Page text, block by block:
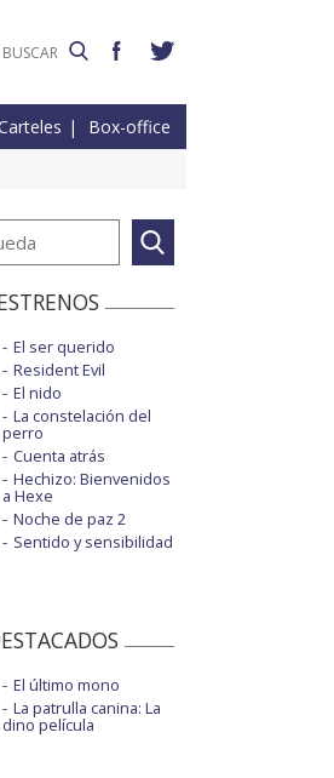
Box-office
El ser querido
Resident Evil
El nido
La constelación del
perro
Cuenta atrás
Hechizo: Bienvenidos
a Hexe
Noche de paz 2
Sentido y sensibilidad
El último mono
La patrulla canina: La
dino película